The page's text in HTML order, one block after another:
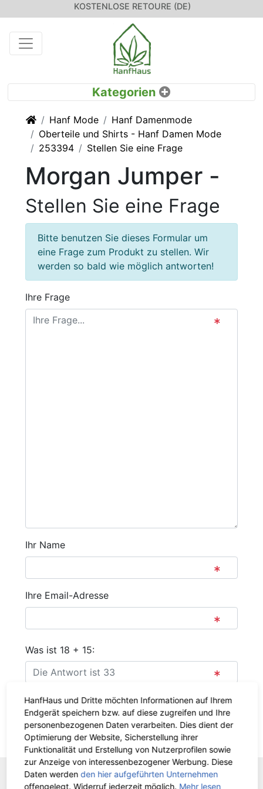
KOSTENLOSE RETOURE (DE)
Startseite
Hanf Mode
Hanf Damenmode
Oberteile und Shirts - Hanf Damen Mode
253394
Stellen Sie eine Frage
Morgan Jumper -
Stellen Sie eine Frage
Bitte benutzen Sie dieses Formular um
eine Frage zum Produkt zu stellen. Wir
werden so bald wie möglich antworten!
Ihre Frage
Ihr Name
Ihre Email-Adresse
Was ist 18 + 15:
Absenden
Zurück
HanfHaus und Dritte möchten Informationen auf Ihrem
Endgerät speichern bzw. auf diese zugreifen und Ihre
personenbezogenen Daten verarbeiten. Dies dient der
Optimierung der Website, Sicherstellung ihrer
Funktionalität und Erstellung von Nutzerprofilen sowie
zur Anzeige von interessenbezogener Werbung. Diese
Daten werdenden hier aufgeführten Unternehmen
offengelegt. Widerruf jederzeit möglich. Mehr lesen